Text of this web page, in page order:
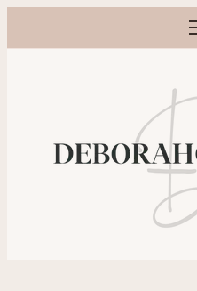
Photographe grossesse,